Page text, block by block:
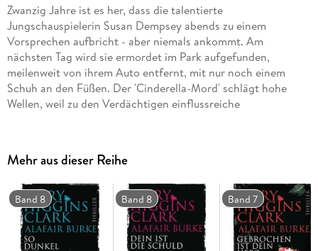
Zwanzig Jahre ist es her, dass die talentierte
Jungschauspielerin Susan Dempsey abends zu einem
Vorsprechen aufbricht - aber niemals ankommt. Am
nächsten Tag wird sie ermordet im Park aufgefunden,
meilenweit von ihrem Auto entfernt, mit nur noch einem
Schuh an den Füßen. Der 'Cinderella-Mord' schlägt hohe
Wellen, weil zu den Verdächtigen einflussreiche
annimmt. Damit macht sie sich zur Zielscheibe des Täters, der
alles zu tun bereit ist, um weiter unerkannt zu bleiben.
Mehr aus dieser Reihe
Band 8 Band 8 Band 7